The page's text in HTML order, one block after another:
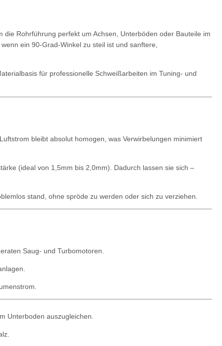
Rohrführung perfekt um Achsen, Unterböden oder Bauteile im
ein 90-Grad-Winkel zu steil ist und sanftere,
für professionelle Schweißarbeiten im Tuning- und
bleibt absolut homogen, was Verwirbelungen minimiert
(ideal von 1,5mm bis 2,0mm). Dadurch lassen sie sich –
stand, ohne spröde zu werden oder sich zu verziehen.
Saug- und Turbomotoren.
Unterboden auszugleichen.